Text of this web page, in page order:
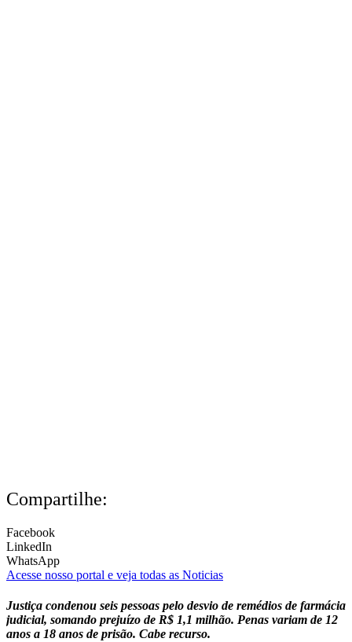
Compartilhe:
Facebook
LinkedIn
WhatsApp
Acesse nosso portal e veja todas as Noticias
Justiça condenou seis pessoas pelo desvio de remédios de farmácia
judicial, somando prejuízo de R$ 1,1 milhão. Penas variam de 12
anos a 18 anos de prisão. Cabe recurso.